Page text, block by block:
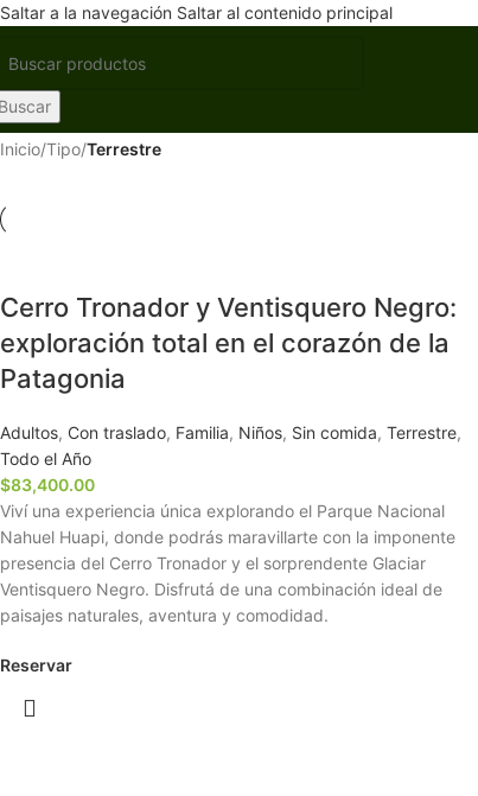
Saltar a la navegación Saltar al contenido principal
Inicio/Tipo/Terrestre
Cerro Tronador y Ventisquero Negro:
exploración total en el corazón de la
Patagonia
Adultos, Con traslado, Familia, Niños, Sin comida, Terrestre,
Todo el Año
$83,400.00
Viví una experiencia única explorando el Parque Nacional
Nahuel Huapi, donde podrás maravillarte con la imponente
presencia del Cerro Tronador y el sorprendente Glaciar
Ventisquero Negro. Disfrutá de una combinación ideal de
paisajes naturales, aventura y comodidad.
Reservar